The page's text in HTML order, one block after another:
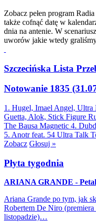
Zobacz pełen program
także cofnąć datę w
dnia na antenie. W
uworów jakie wtedy
Szczecińska Lista
Notowanie 1835
1. Hugel, Imael Angel, Ultra
Guetta, Alok, Stick Figure
The Bausa Magnetic 4.
5. Anotr feat. 54 Ultra Talk
Zobacz Głosuj »
Płyta tygodnia
ARIANA GRANDE - Petal
Ariana Grande po tym, jak
Robertem De Niro
listopadzie)…